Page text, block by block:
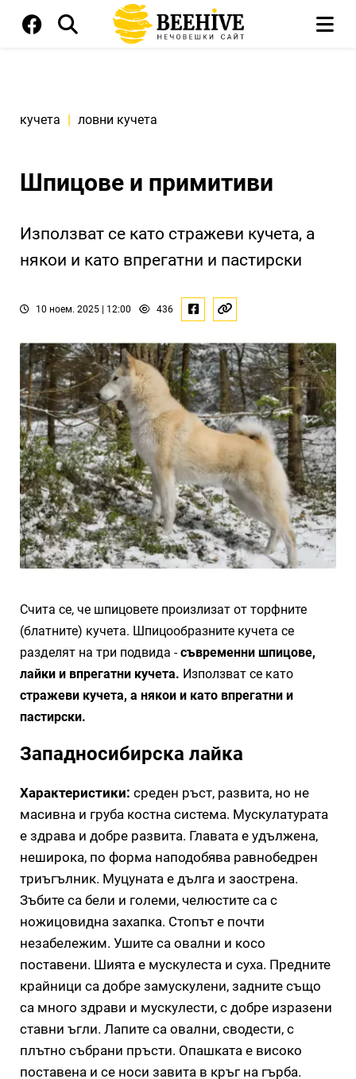
кучета | ловни кучета
Шпицове и примитиви
Използват се като стражеви кучета, а
някои и като впрегатни и пастирски
10 ноем. 2025 | 12:00 436
Счита се, че шпицовете произлизат от торфните
(блатните) кучета. Шпицообразните кучета се
разделят на три подвида -съвременни шпицове,
лайки и впрегатни кучета. Използват се като
стражеви кучета, а някои и като впрегатни и
пастирски.
Западносибирска лайка
Характеристики: среден ръст, развита, но не
масивна и груба костна система. Мускулатурата
е здрава и добре развита. Главата е удължена,
неширока, по форма наподобява равнобедрен
триъгълник. Муцуната е дълга и заострена.
Зъбите са бели и големи, челюстите са с
ножицовидна захапка. Стопът е почти
незабележим. Ушите са овални и косо
поставени. Шията е мускулеста и суха. Предните
крайници са добре замускулени, задните също
са много здрави и мускулести, с добре изразени
ставни ъгли. Лапите са овални, сводести, с
плътно събрани пръсти. Опашката е високо
поставена и се носи завита в кръг на гърба.